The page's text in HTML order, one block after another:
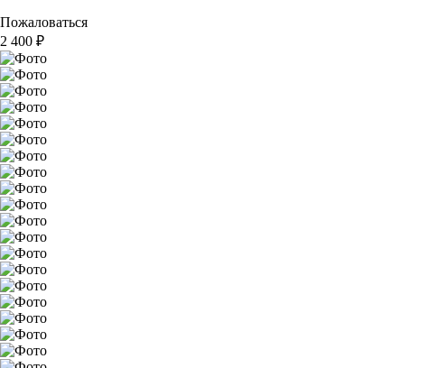
Пожаловаться
2 400 ₽